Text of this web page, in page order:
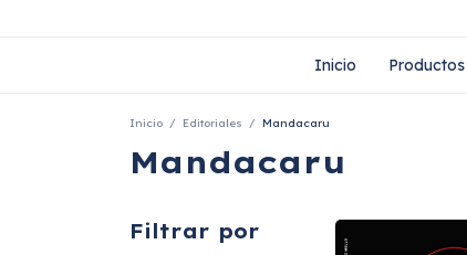
Inicio Productos
Inicio / Editoriales / Mandacaru
Mandacaru
Filtrar por